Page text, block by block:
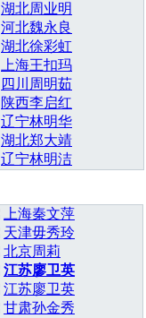
湖北周业明
河北魏永良
湖北徐彩虹
上海王扣玛
四川周明茹
陕西李启红
辽宁林明华
湖北郑大靖
⁨辽宁林明洁
上海秦文萍
天津毋秀玲
北京周莉
江苏廖卫英
江苏廖卫英
甘肃孙金秀